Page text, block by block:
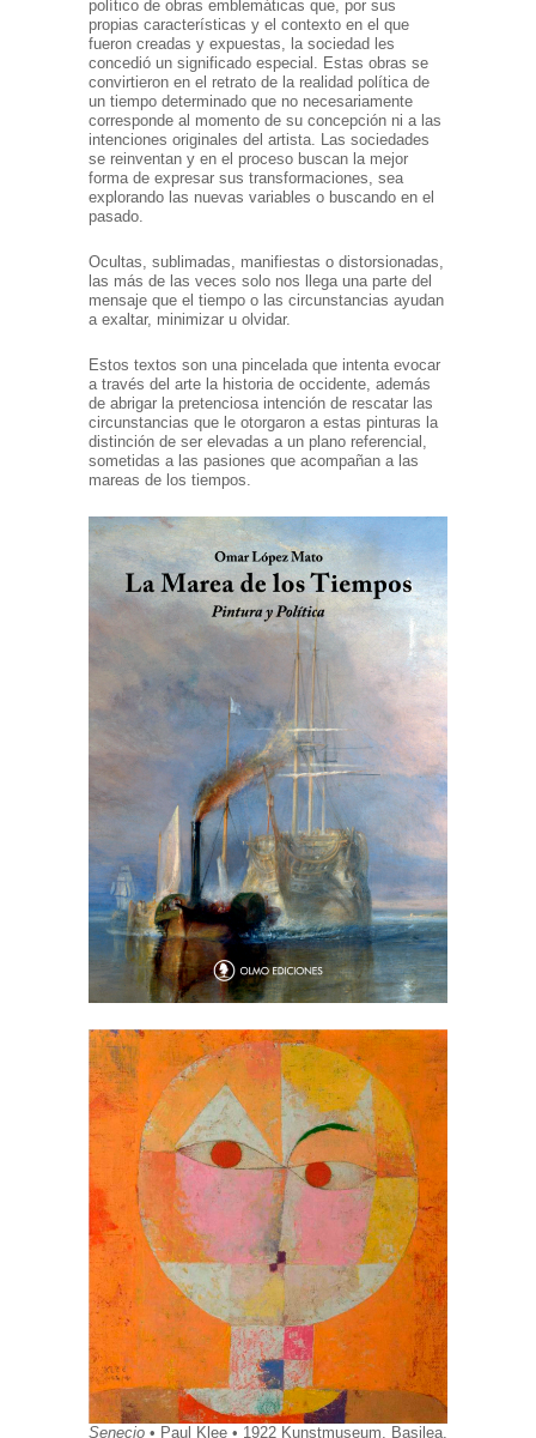
político de obras emblemáticas que, por sus
propias características y el contexto en el que
fueron creadas y expuestas, la sociedad les
concedió un significado especial. Estas obras se
convirtieron en el retrato de la realidad política de
un tiempo determinado que no necesariamente
corresponde al momento de su concepción ni a las
intenciones originales del artista. Las sociedades
se reinventan y en el proceso buscan la mejor
forma de expresar sus transformaciones, sea
explorando las nuevas variables o buscando en el
pasado.
Ocultas, sublimadas, manifiestas o distorsionadas,
las más de las veces solo nos llega una parte del
mensaje que el tiempo o las circunstancias ayudan
a exaltar, minimizar u olvidar.
Estos textos son una pincelada que intenta evocar
a través del arte la historia de occidente, además
de abrigar la pretenciosa intención de rescatar las
circunstancias que le otorgaron a estas pinturas la
distinción de ser elevadas a un plano referencial,
sometidas a las pasiones que acompañan a las
mareas de los tiempos.
Senecio • Paul Klee • 1922 Kunstmuseum, Basilea,